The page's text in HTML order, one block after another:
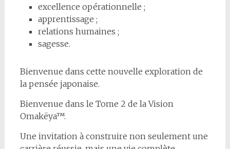
excellence opérationnelle ;
apprentissage ;
relations humaines ;
sagesse.
Bienvenue dans cette nouvelle exploration de
la pensée japonaise.
Bienvenue dans le Tome 2 de la Vision
Omakëya™.
Une invitation à construire non seulement une